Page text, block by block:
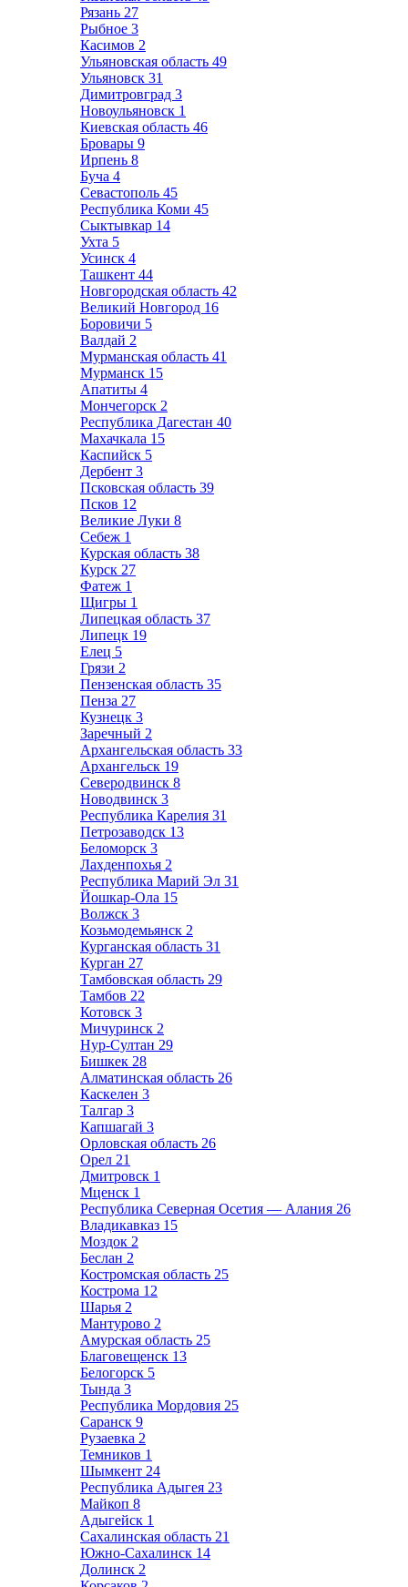
Рязань 27
Рыбное 3
Касимов 2
Ульяновская область 49
Ульяновск 31
Димитровград 3
Новоульяновск 1
Киевская область 46
Бровары 9
Ирпень 8
Буча 4
Севастополь 45
Республика Коми 45
Сыктывкар 14
Ухта 5
Усинск 4
Ташкент 44
Новгородская область 42
Великий Новгород 16
Боровичи 5
Валдай 2
Мурманская область 41
Мурманск 15
Апатиты 4
Мончегорск 2
Республика Дагестан 40
Махачкала 15
Каспийск 5
Дербент 3
Псковская область 39
Псков 12
Великие Луки 8
Себеж 1
Курская область 38
Курск 27
Фатеж 1
Щигры 1
Липецкая область 37
Липецк 19
Елец 5
Грязи 2
Пензенская область 35
Пенза 27
Кузнецк 3
Заречный 2
Архангельская область 33
Архангельск 19
Северодвинск 8
Новодвинск 3
Республика Карелия 31
Петрозаводск 13
Беломорск 3
Лахденпохья 2
Республика Марий Эл 31
Йошкар-Ола 15
Волжск 3
Козьмодемьянск 2
Курганская область 31
Курган 27
Тамбовская область 29
Тамбов 22
Котовск 3
Мичуринск 2
Нур-Султан 29
Бишкек 28
Алматинская область 26
Каскелен 3
Талгар 3
Капшагай 3
Орловская область 26
Орел 21
Дмитровск 1
Мценск 1
Республика Северная Осетия — Алания 26
Владикавказ 15
Моздок 2
Беслан 2
Костромская область 25
Кострома 12
Шарья 2
Мантурово 2
Амурская область 25
Благовещенск 13
Белогорск 5
Тында 3
Республика Мордовия 25
Саранск 9
Рузаевка 2
Темников 1
Шымкент 24
Республика Адыгея 23
Майкоп 8
Адыгейск 1
Сахалинская область 21
Южно-Сахалинск 14
Долинск 2